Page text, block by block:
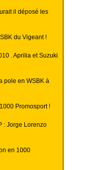
il déposé les
du Vigeant !
. Aprilia et Suzuki
pole en WSBK à
Promosport !
: Jorge Lorenzo
en 1000